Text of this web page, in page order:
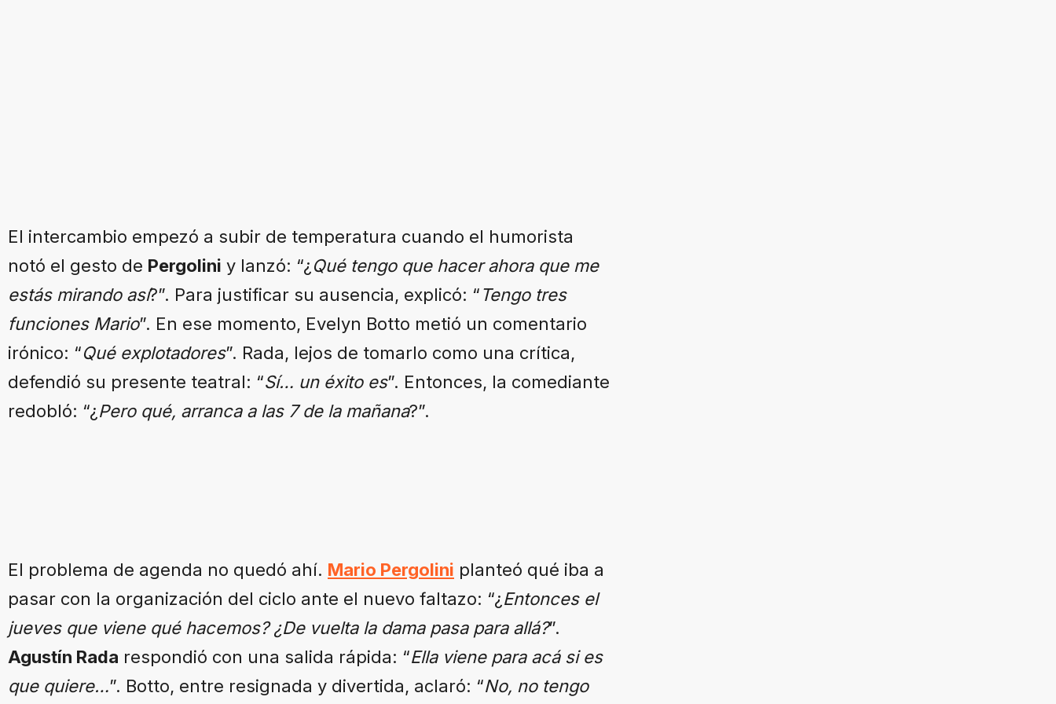
El intercambio empezó a subir de temperatura cuando el humorista
notó el gesto de Pergolini y lanzó: “¿ Qué tengo que hacer ahora que me
estás mirando así?”. Para justificar su ausencia, explicó: “Tengo tres
funciones Mario”. En ese momento, Evelyn Botto metió un comentario
irónico: “Qué explotadores”. Rada, lejos de tomarlo como una crítica,
defendió su presente teatral: “Sí… un éxito es”. Entonces, la comediante
redobló: “¿Pero qué, arranca a las 7 de la mañana?”.
El problema de agenda no quedó ahí. Mario Pergolini planteó qué iba a
pasar con la organización del ciclo ante el nuevo faltazo: “¿Entonces el
jueves que viene qué hacemos? ¿De vuelta la dama pasa para allá?”.
Agustín Rada respondió con una salida rápida: “Ella viene para acá si es
que quiere…”. Botto, entre resignada y divertida, aclaró: “No, no tengo